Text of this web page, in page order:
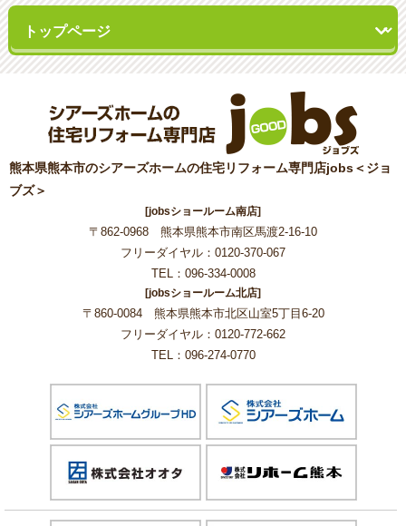
熊本県熊本市のシアーズホームの住宅リフォーム専門店jobs＜ジョ
ブズ＞
[jobsショールーム南店]
〒862-0968 熊本県熊本市南区馬渡2-16-10
フリーダイヤル：0120-370-067
TEL：096-334-0008
[jobsショールーム北店]
〒860-0084 熊本県熊本市北区山室5丁目6-20
フリーダイヤル：0120-772-662
TEL：096-274-0770